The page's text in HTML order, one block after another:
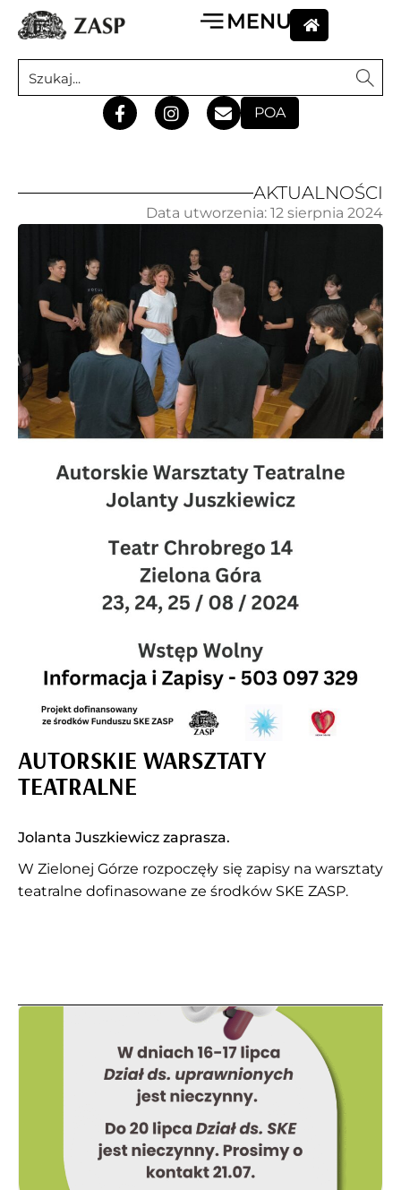
POA
AKTUALNOŚCI
AUTORSKIE WARSZTATY
TEATRALNE
Jolanta Juszkiewicz zaprasza.
W Zielonej Górze rozpoczęły się zapisy na warsztaty
teatralne dofinasowane ze środków SKE ZASP.
Data utworzenia: 12 sierpnia 2024